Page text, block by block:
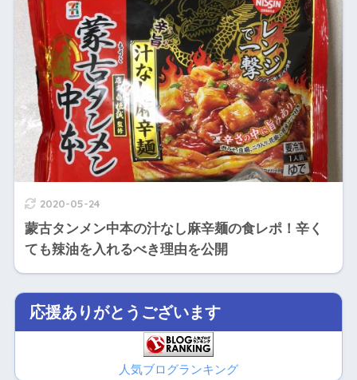
2020-05-24
蒙古タンメン中本の汁なし麻辛麺の食レポ！辛く
ても辣油を入れるべき理由を公開
応援ありがとうございます
人気ブログランキング